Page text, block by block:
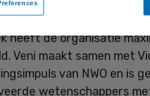
en
heeft de organisatie
Veni maakt samen met
van NWO en is
wetenschappers